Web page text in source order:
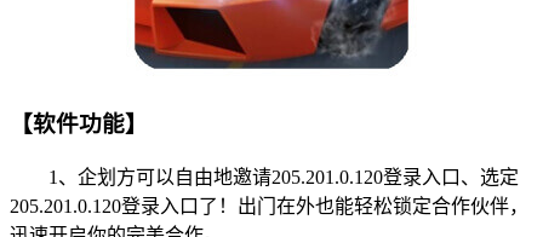
【软件功能】
1、企划方可以自由地邀请205.201.0.120登录入口、选定
205.201.0.120登录入口了！出门在外也能轻松锁定合作伙伴，